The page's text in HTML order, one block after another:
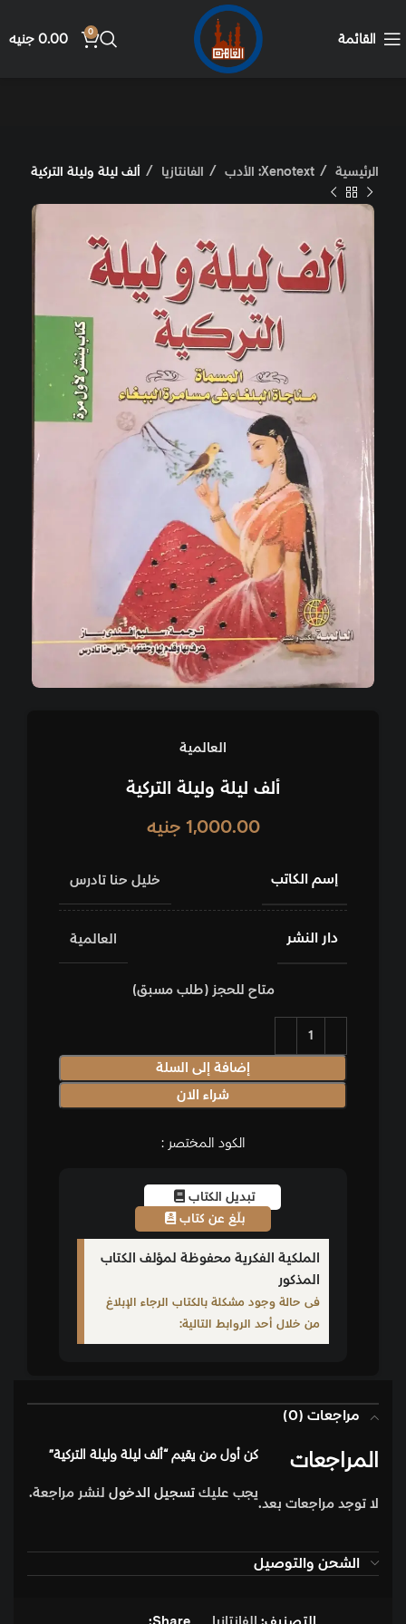
القائمة 0
0.00 جنيه
الرئيسية Xenotext: الأدب الفانتازيا ألف ليلة وليلة التركية
العالمية
ألف ليلة وليلة التركية
1,000.00 جنيه
إسم الكاتب خليل حنا تادرس
دار النشر العالمية
متاح للحجز (طلب مسبق)
إضافة إلى السلة
شراء الان
الكود المختصر :
تبديل الكتاب
بلّغ عن كتاب
الملكية الفكرية محفوظة لمؤلف الكتاب
المذكور
فى حالة وجود مشكلة بالكتاب الرجاء الإبلاغ
من خلال أحد الروابط التالية:
مراجعات (0)
المراجعات
لا توجد مراجعات بعد.
كن أول من يقيم “ألف ليلة وليلة التركية”
يجب عليك تسجيل الدخول لنشر مراجعة.
الشحن والتوصيل